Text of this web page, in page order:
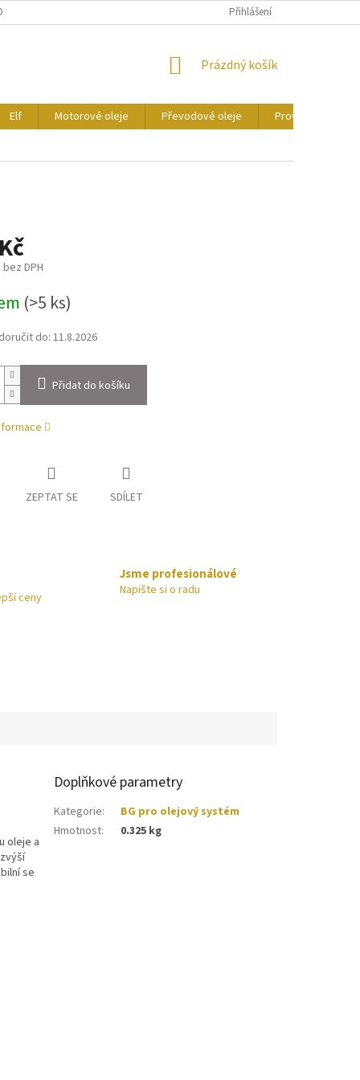
Přihlášení
NÁKUPNÍ
Prázdný košík
Elf Motorové oleje Převodové oleje
Provozní kapaliny
DPH
(>5 ks)
do: 11.8.2026
Přidat do košíku
ZEPTAT SE SDÍLET
ceny
Jsme profesionálové
Napište si o radu
oleje a
se
Doplňkové parametry
Kategorie:
BG pro olejový systém
Hmotnost: 0.325 kg